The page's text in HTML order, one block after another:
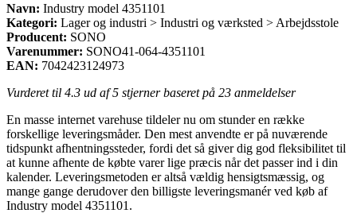
Navn: Industry model 4351101
Kategori: Lager og industri > Industri og værksted > Arbejdsstole
Producent: SONO
Varenummer: SONO41-064-4351101
EAN: 7042423124973
Vurderet til 4.3 ud af 5 stjerner baseret på 23 anmeldelser
En masse internet varehuse tildeler nu om stunder en række
forskellige leveringsmåder. Den mest anvendte er på nuværende
tidspunkt afhentningssteder, fordi det så giver dig god fleksibilitet til
at kunne afhente de købte varer lige præcis når det passer ind i din
kalender. Leveringsmetoden er altså vældig hensigtsmæssig, og
mange gange derudover den billigste leveringsmanér ved køb af
Industry model 4351101.